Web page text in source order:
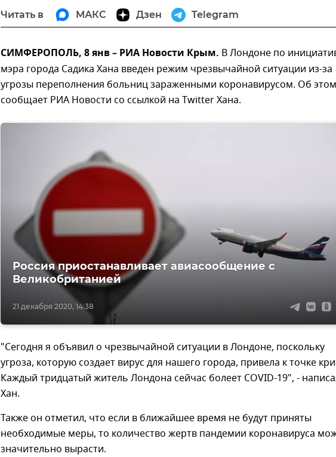
Читать в МАКС Дзен Telegram
СИМФЕРОПОЛЬ, 8 янв – РИА Новости Крым. В Лондоне по
мэра города Садика Хана введен режим чрезвычайной ситуации из-за
угрозы переполнения больниц зараженными коронавирусом. Об этом
сообщает РИА Новости со ссылкой на Twitter Хана.
21 декабря 2020, 14:38
Россия приостанавливает авиасообщение с
Великобританией
"Сегодня я объявил о чрезвычайной ситуации в Лондоне, поскольку
угроза, которую создает вирус для нашего города, привела к точке
Каждый тридцатый житель Лондона сейчас болеет COVID-19", -
Хан.
Также он отметил, что если в ближайшее время не будут приняты
необходимые меры, то количество жертв пандемии коронавируса
значительно вырасти.